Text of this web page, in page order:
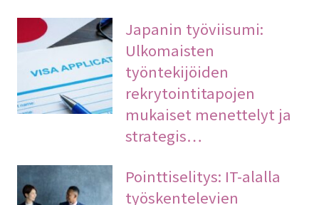
Japanin työviisumi:
Ulkomaisten
työntekijöiden
rekrytointitapojen
mukaiset menettelyt ja
strategis…
Pointtiselitys: IT-alalla
työskentelevien